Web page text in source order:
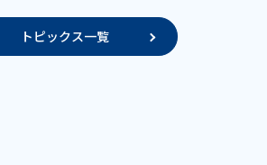
トピックス一覧